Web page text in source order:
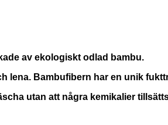
av ekologiskt odlad bambu.
lena. Bambufibern har en unik
utan att några kemikalier